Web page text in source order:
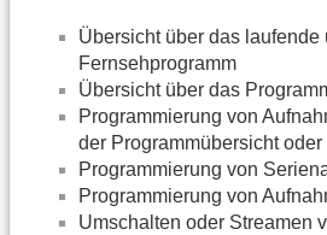
Übersicht über das laufende
Fernsehprogramm
Übersicht über das
Programmierung von
der Programmübersicht oder
Programmierung von
Programmierung von
Umschalten oder Streamen